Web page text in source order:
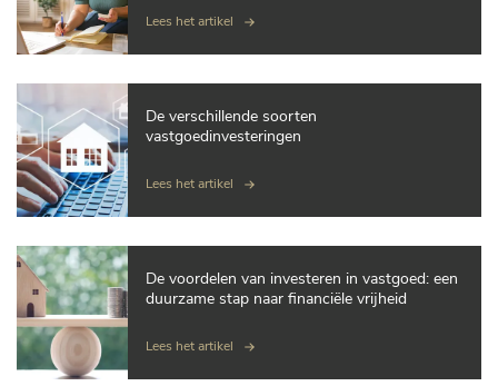
Lees het artikel
De verschillende soorten
vastgoedinvesteringen
Lees het artikel
De voordelen van investeren in vastgoed: een
duurzame stap naar financiële vrijheid
Lees het artikel